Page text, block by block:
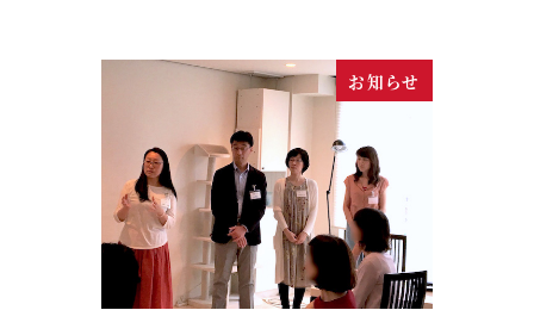
お知らせ